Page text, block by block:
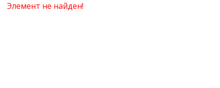
Элемент не найден!